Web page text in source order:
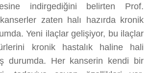
indirgediğini belirten Prof.
zaten halı hazırda kronik
Yeni ilaçlar gelişiyor, bu ilaçlar
kronik hastalık haline hali
durumda. Her kanserin kendi bir